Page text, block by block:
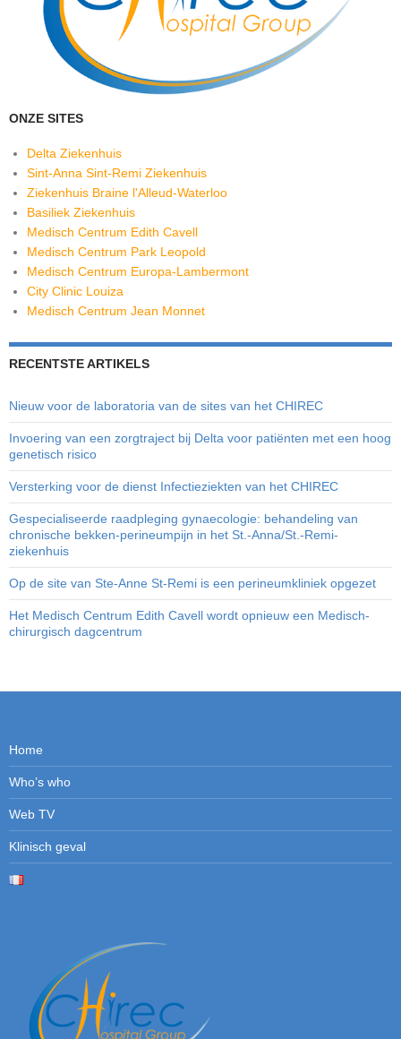
ONZE SITES
Delta Ziekenhuis
Sint-Anna Sint-Remi Ziekenhuis
Ziekenhuis Braine l'Alleud-Waterloo
Basiliek Ziekenhuis
Medisch Centrum Edith Cavell
Medisch Centrum Park Leopold
Medisch Centrum Europa-Lambermont
City Clinic Louiza
Medisch Centrum Jean Monnet
RECENTSTE ARTIKELS
Nieuw voor de laboratoria van de sites van het CHIREC
Invoering van een zorgtraject bij Delta voor patiënten met een hoog
genetisch risico
Versterking voor de dienst Infectieziekten van het CHIREC
Gespecialiseerde raadpleging gynaecologie: behandeling van
chronische bekken-perineumpijn in het St.-Anna/St.-Remi-
ziekenhuis
Op de site van Ste-Anne St-Remi is een perineumkliniek opgezet
Het Medisch Centrum Edith Cavell wordt opnieuw een Medisch-
chirurgisch dagcentrum
Home
Who’s who
Web TV
Klinisch geval